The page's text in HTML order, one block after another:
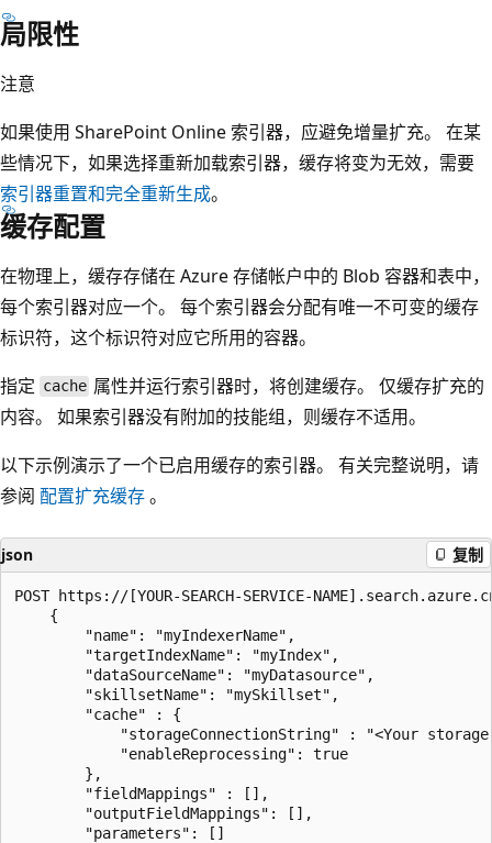
局限性
注意
如果使用 SharePoint Online 索引器，应避免增量扩充。 在某
些情况下，如果选择重新加载索引器，缓存将变为无效，需要
索引器重置和完全重新生成。
缓存配置
在物理上，缓存存储在 Azure 存储帐户中的 Blob 容器和表中，
每个索引器对应一个。 每个索引器会分配有唯一不可变的缓存
标识符，这个标识符对应它所用的容器。
指定 cache 属性并运行索引器时，将创建缓存。 仅缓存扩充的
内容。 如果索引器没有附加的技能组，则缓存不适用。
以下示例演示了一个已启用缓存的索引器。 有关完整说明，请
参阅 配置扩充缓存。
json 复制
POST https://[YOUR-SEARCH-SERVICE-
    {
        "name": "myIndexerName",
        "targetIndexName": "myIndex",
        "dataSourceName": "myDatasource",
        "skillsetName": "mySkillset",
        "cache" : {
"storageConnectionString" : "<Your
            "enableReprocessing": true
        },
        "fieldMappings" : [],
        "outputFieldMappings": [],
        "parameters": []